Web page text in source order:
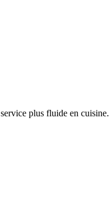
plus fluide en cuisine.